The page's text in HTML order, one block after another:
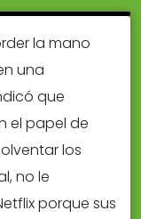
la mano
una
que
el papel de
los
no le
porque sus